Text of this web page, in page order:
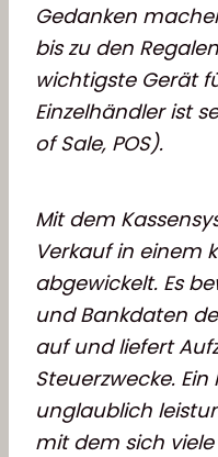
Gedanken
bis zu den
wichtigste Gerät
Einzelhändler ist
of Sale, POS).
Mit dem
Verkauf in einem
abgewickelt. Es
und Bankdaten
auf und liefert
Steuerzwecke.
unglaublich
mit dem sich